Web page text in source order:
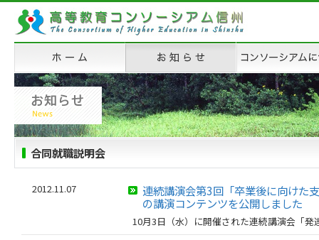
合同就職説明会
2012.11.07
連続講演会第3回「卒業後に向けた
の講演コンテンツを公開しました
10月3日（水）に開催された連続講演会「発